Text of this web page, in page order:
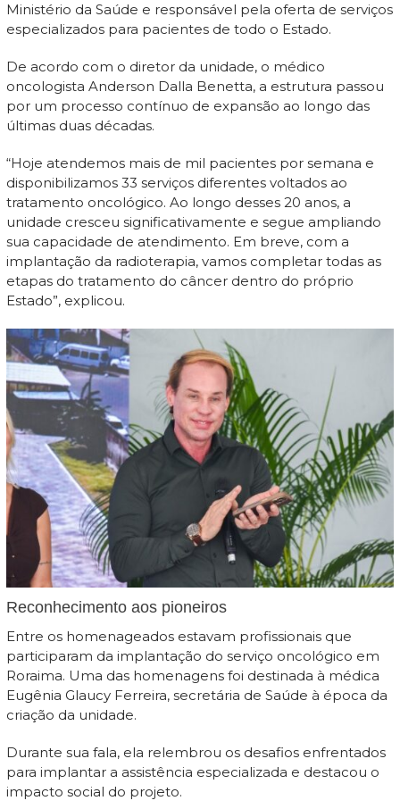
Ministério da Saúde e responsável pela oferta de serviços
especializados para pacientes de todo o Estado.
De acordo com o diretor da unidade, o médico
oncologista Anderson Dalla Benetta, a estrutura passou
por um processo contínuo de expansão ao longo das
últimas duas décadas.
“Hoje atendemos mais de mil pacientes por semana e
disponibilizamos 33 serviços diferentes voltados ao
tratamento oncológico. Ao longo desses 20 anos, a
unidade cresceu significativamente e segue ampliando
sua capacidade de atendimento. Em breve, com a
implantação da radioterapia, vamos completar todas as
etapas do tratamento do câncer dentro do próprio
Estado”, explicou.
Reconhecimento aos pioneiros
Entre os homenageados estavam profissionais que
participaram da implantação do serviço oncológico em
Roraima. Uma das homenagens foi destinada à médica
Eugênia Glaucy Ferreira, secretária de Saúde à época da
criação da unidade.
Durante sua fala, ela relembrou os desafios enfrentados
para implantar a assistência especializada e destacou o
impacto social do projeto.